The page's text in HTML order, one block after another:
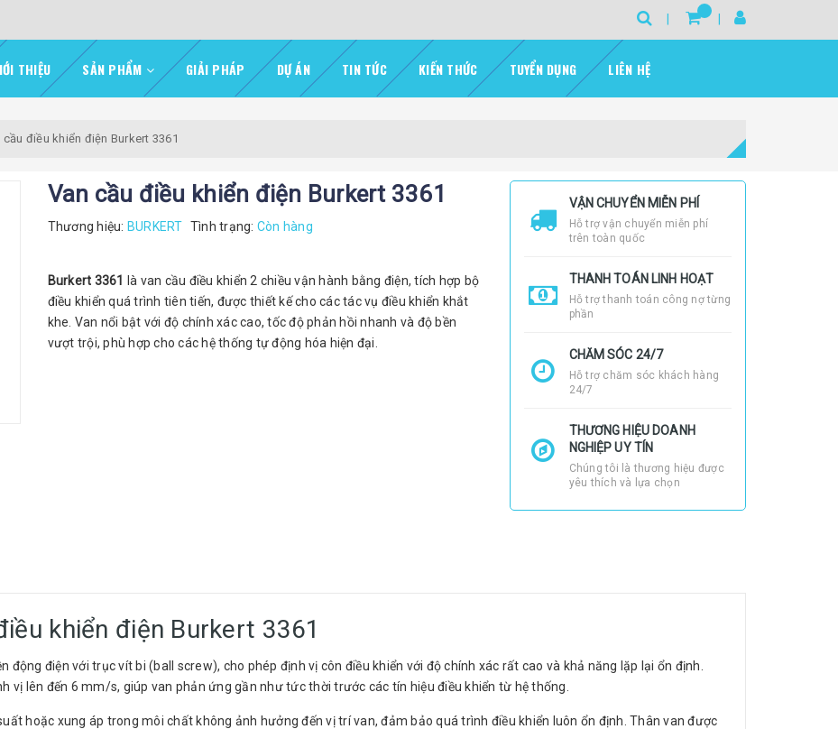
THIỆU SẢN PHẨM GIẢI PHÁP DỰ ÁN TIN TỨC KIẾN THỨC TUYỂN DỤNG LIÊN HỆ
cầu điều khiển điện Burkert 3361
Van cầu điều khiển điện Burkert 3361
Thương hiệu: BURKERT Tình trạng: Còn hàng
Burkert 3361
là van cầu điều khiển 2 chiều vận hành bằng điện, tích hợp bộ
điều khiển quá trình tiên tiến, được thiết kế cho các tác vụ điều khiển khắt
khe. Van nổi bật với độ chính xác cao, tốc độ phản hồi nhanh và độ bền
vượt trội, phù hợp cho các hệ thống tự động hóa hiện đại.
VẬN CHUYỂN MIỄN PHÍ
Hỗ trợ vận chuyển miễn phí
trên toàn quốc
THANH TOÁN LINH HOẠT
Hỗ trợ thanh toán công nợ từng
phần
CHĂM SÓC 24/7
Hỗ trợ chăm sóc khách hàng
24/7
THƯƠNG HIỆU DOANH
NGHIỆP UY TÍN
Chúng tôi là thương hiệu được
yêu thích và lựa chọn
khiển điện Burkert 3361
động điện với trục vít bi (ball screw), cho phép định vị côn điều khiển với độ chính xác rất cao và khả năng lặp lại ổn định.
vị lên đến 6 mm/s, giúp van phản ứng gần như tức thời trước các tín hiệu điều khiển từ hệ thống.
hoặc xung áp trong môi chất không ảnh hưởng đến vị trí van, đảm bảo quá trình điều khiển luôn ổn định. Thân van được